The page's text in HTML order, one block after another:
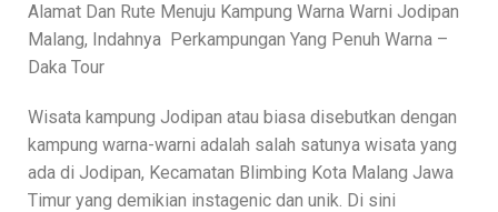
Alamat Dan Rute Menuju Kampung Warna Warni Jodipan
Malang, Indahnya Perkampungan Yang Penuh Warna –
Daka Tour
Wisata kampung Jodipan atau biasa disebutkan dengan
kampung warna-warni adalah salah satunya wisata yang
ada di Jodipan, Kecamatan Blimbing Kota Malang Jawa
Timur yang demikian instagenic dan unik. Di sini